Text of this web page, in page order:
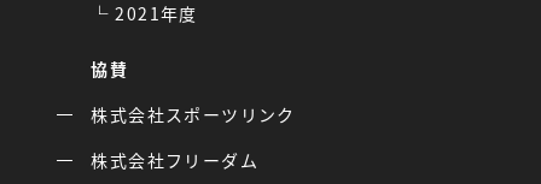
2021年度
協賛
株式会社スポーツリンク
株式会社フリーダム